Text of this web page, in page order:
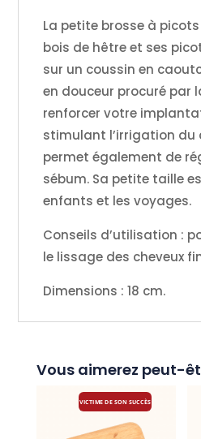
La petite brosse à
bois de hêtre et ses
sur un coussin en
en douceur procuré par
renforcer votre
stimulant l’irrigation du
permet également de
sébum. Sa petite taille
enfants et les voyages.
Conseils d’utilisation :
le lissage des cheveux
Dimensions : 18 cm.
Vous aimerez peut-
VICTIME DE SON SUCCÈS